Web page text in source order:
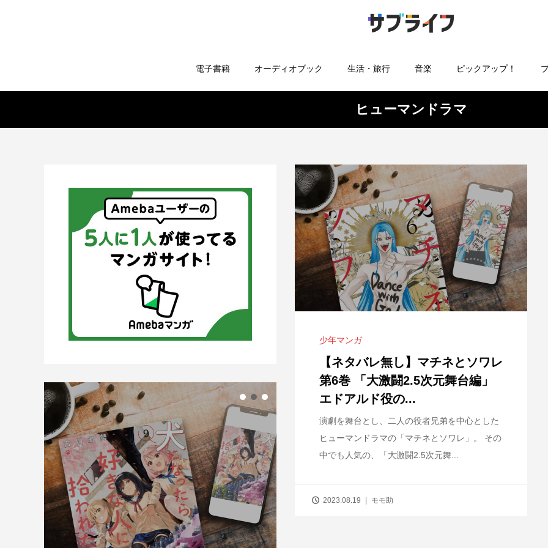
電子書籍 オーディオブック 生活・旅行 音楽 ピックアップ！
【どうなる？】もののがたり 最
リコリス・リコイルの漫画が高
い！アンソロジーや単行本...
【ネタバレ
レ 第6巻 「
【ネタバレなし 一気読み】推し
の子 5巻（41話）の...
ヒューマンドラマ
少年マンガ
【ネタバレ無し】マチネとソワレ
第6巻 「大激闘2.5次元舞台編」
エドアルド役の...
演劇を舞台とし、二人の役者兄弟を中心とした
ヒューマンドラマの「マチネとソワレ」。 その
中でも人気の、「大激闘2.5次元舞...
2023.08.19 モモ助